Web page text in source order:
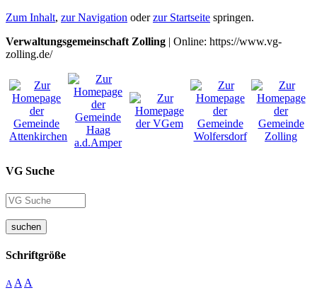
Zum Inhalt, zur Navigation oderzur Startseite springen.
Verwaltungsgemeinschaft Zolling | Online: https://www.vg-
zolling.de/
VG Suche
suchen
Schriftgröße
A A A